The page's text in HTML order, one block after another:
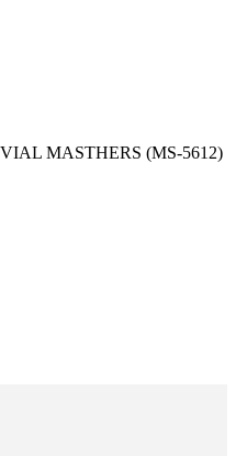
MASTHERS (MS-5612)